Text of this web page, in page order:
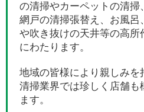
の清掃やカーペットの清掃
網戸の清掃張替え、お風呂
や吹き抜けの天井等の高所
にわたります。
地域の皆様により親しみを
清掃業界では珍しく店舗も
ます。